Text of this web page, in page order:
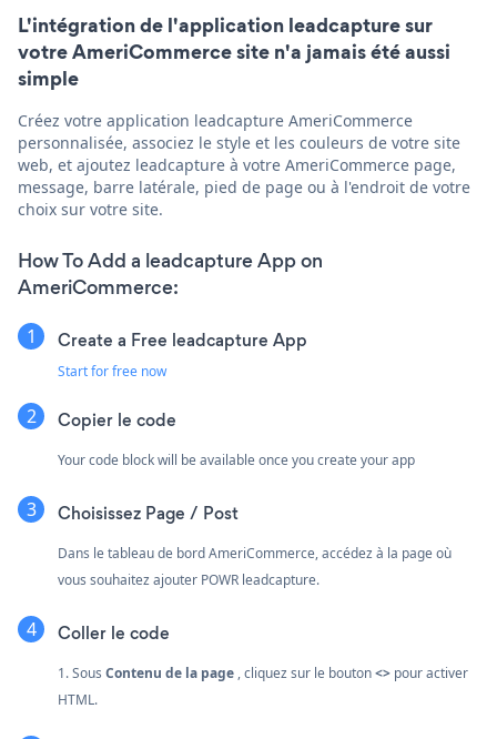
L'intégration de l'application leadcapture sur
votre AmeriCommerce site n'a jamais été aussi
simple
Créez votre application leadcapture AmeriCommerce
personnalisée, associez le style et les couleurs de votre site
web, et ajoutez leadcapture à votre AmeriCommerce page,
message, barre latérale, pied de page ou à l'endroit de votre
choix sur votre site.
How To Add a leadcapture App on
AmeriCommerce:
Create a Free leadcapture App
Start for free now
Copier le code
Your code block will be available once you create your app
Choisissez Page / Post
Dans le tableau de bord AmeriCommerce, accédez à la page où
vous souhaitez ajouter POWR leadcapture.
Coller le code
1. Sous Contenu de la page , cliquez sur le bouton<> pour activer
HTML.